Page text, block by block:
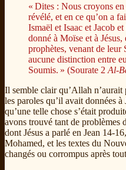
« Dites : Nous croyons
révélé, et en ce qu’on a
Ismaël et Isaac et Jacob
donné à Moïse et à
prophètes, venant de leur
aucune distinction entre
Soumis. » (Sourate 2 Al-
Il semble clair qu’Allah n’aurait
les paroles qu’il avait données
qu’une telle chose s’était
avons trouvé tant de problèmes
dont Jésus a parlé en Jean 14-
Mohamed, et les textes du
changés ou corrompus après